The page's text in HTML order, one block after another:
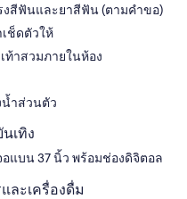
งสีฟันและยาสีฟัน (ตามคำขอ)
ช็ดตัวให้
ท้าสวมภายในห้อง
น้ำส่วนตัว
เทิง
แบน 37 นิ้ว พร้อมช่องดิจิตอล
ละเครื่องดื่ม